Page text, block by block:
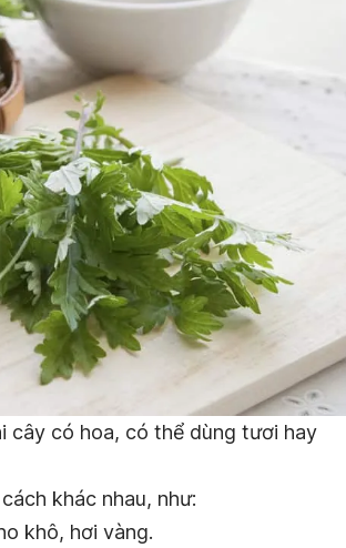
cây có hoa, có thể dùng tươi hay
khác nhau, như:
khô, hơi vàng.